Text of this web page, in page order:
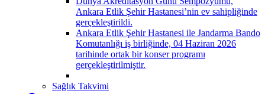
Ankara Etlik Şehir Hastanesi’nin ev sahipliğinde
gerçekleştirildi.
Ankara Etlik Şehir Hastanesi ile Jandarma Bando
Komutanlığı iş birliğinde, 04 Haziran 2026
tarihinde ortak bir konser programı
gerçekleştirilmiştir.
Sağlık Takvimi